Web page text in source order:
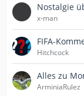
Nostalgie
x-man
FIFA-
Hitchcock
Alles zu
ArminiaRulez